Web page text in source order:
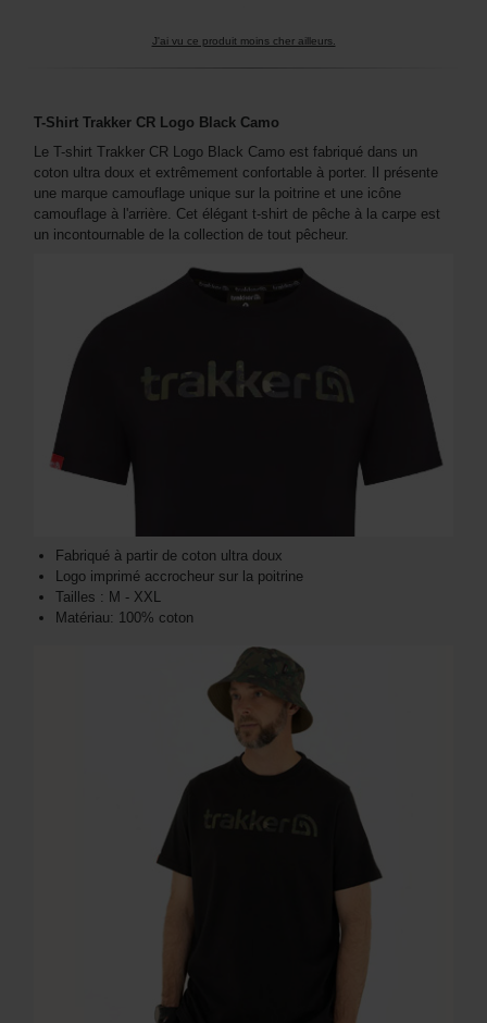
J'ai vu ce produit moins cher ailleurs.
T-Shirt Trakker CR Logo Black Camo
Le T-shirt Trakker CR Logo Black Camo est fabriqué dans un
coton ultra doux et extrêmement confortable à porter. Il présente
une marque camouflage unique sur la poitrine et une icône
camouflage à l'arrière. Cet élégant t-shirt de pêche à la carpe est
un incontournable de la collection de tout pêcheur.
Fabriqué à partir de coton ultra doux
Logo imprimé accrocheur sur la poitrine
Tailles : M - XXL
Matériau: 100% coton